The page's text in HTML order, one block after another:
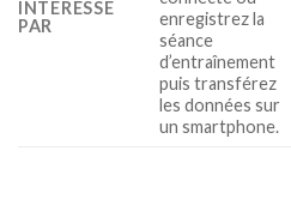
INTÉRESSÉ
PAR
enregistrez la
séance
d’entraînement
puis transférez
les données sur
un smartphone.